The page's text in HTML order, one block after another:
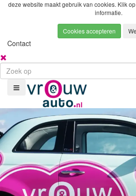
deze website maakt gebruik van cookies. Klik op
informatie.
Contact